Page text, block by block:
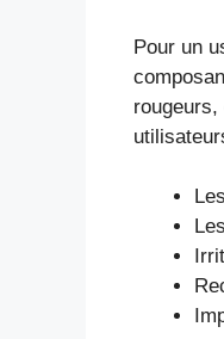
Pour un
rougeurs,